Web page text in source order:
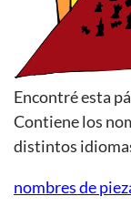
Encontré esta
Contiene los
distintos
nombres de